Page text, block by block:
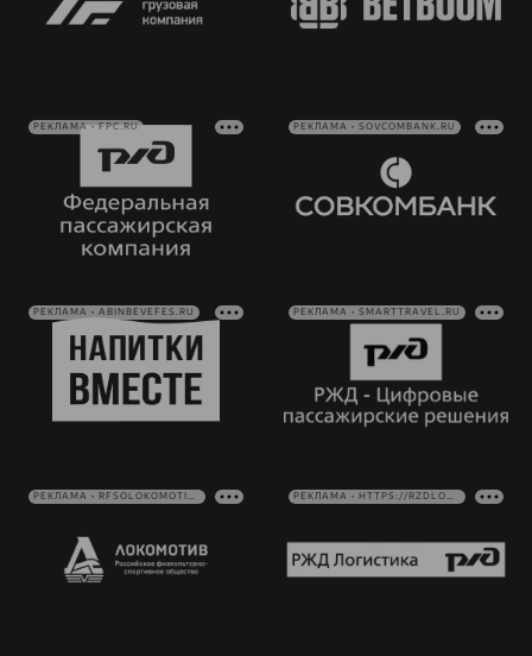
РЕКЛАМА • FPC.RU РЕКЛАМА • SOVCOMBANK.RU
РЕКЛАМА • ABINBEVEFES.RU РЕКЛАМА • SMARTTRAVEL.RU
РЕКЛАМА • RFSOLOKOMOTIV.RU РЕКЛАМА • HTTPS://RZDLOG.RU/